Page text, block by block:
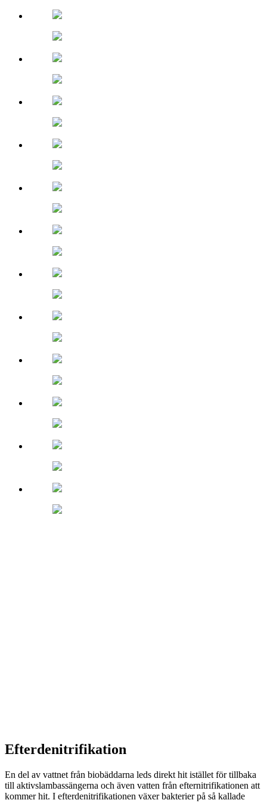
Efterdenitrifikation
En del av vattnet från biobäddarna leds direkt hit istället för tillbaka
till aktivslambassängerna och även vatten från efternitrifikationen att
kommer hit. I efterdenitrifikationen växer bakterier på så kallade